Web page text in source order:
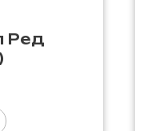
Ред